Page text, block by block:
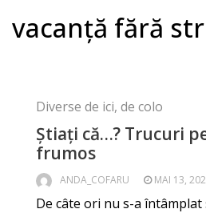
vacanță fără
Diverse de ici, de colo
Știați că…? Trucuri
frumos
ANDA_COFARU MAI 13,
De câte ori nu s-a